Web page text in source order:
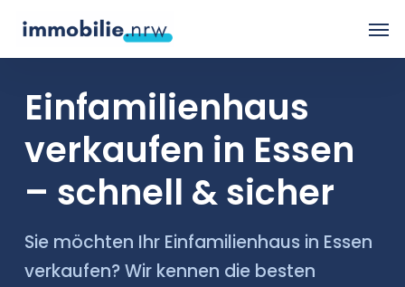
content
Einfamilienhaus
verkaufen in Essen
– schnell & sicher
Sie möchten Ihr Einfamilienhaus in Essen
verkaufen? Wir kennen die besten